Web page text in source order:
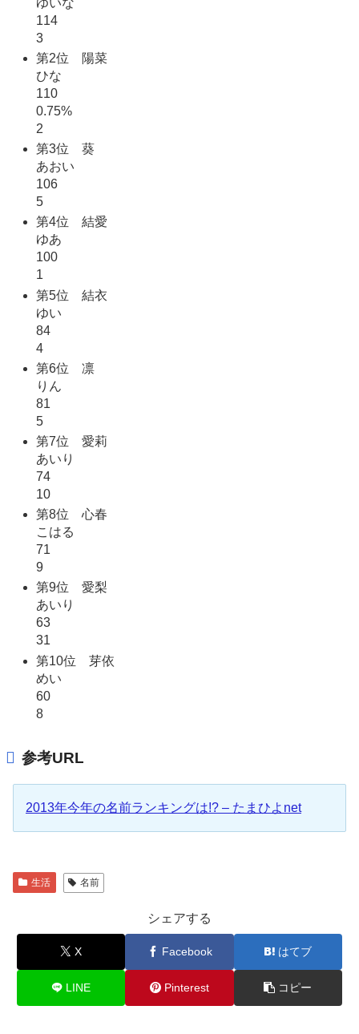
ゆいな
114
3
第2位 陽菜
ひな
110
0.75%
2
第3位 葵
あおい
106
5
第4位 結愛
ゆあ
100
1
第5位 結衣
ゆい
84
4
第6位 凛
りん
81
5
第7位 愛莉
あいり
74
10
第8位 心春
こはる
71
9
第9位 愛梨
あいり
63
31
第10位 芽依
めい
60
8
参考URL
2013年今年の名前ランキングは!? – たまひよnet
生活 名前
シェアする
X Facebook はてブ
LINE Pinterest コピー